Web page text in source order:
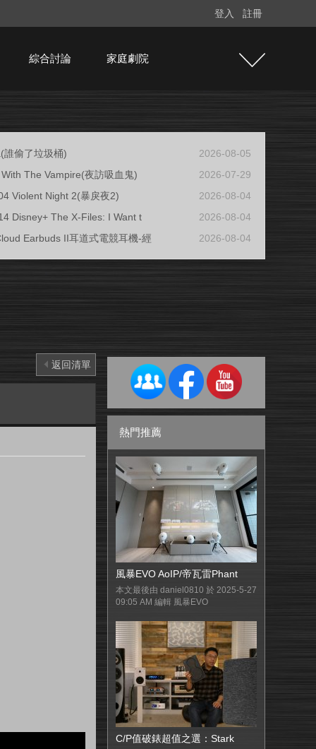
登入 註冊
綜合討論 家庭劇院
誰偷了垃圾桶)
2026-08-05
The Vampire(夜訪吸血鬼)
2026-07-29
Violent Night 2(暴戾夜2)
2026-08-04
Disney+ The X-Files: I Want t
2026-08-04
Earbuds II耳道式電競耳機-經
2026-08-04
返回清單
熱門推薦
風暴EVO AoIP/帝瓦雷Phant
本文最後由 daniel0810 於 2025-5-27
09:05 AM 編輯 風暴EVO
C/P值破錶超值之選：Stark